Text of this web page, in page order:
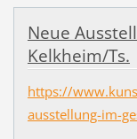
Neue
Kelkheim/Ts.
https://
ausstellung-im-